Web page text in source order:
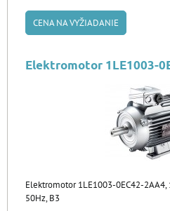
CENA NA VYŽIADANIE
Elektromotor 1LE1003-
Elektromotor 1LE1003-0EC42-
50Hz, B3